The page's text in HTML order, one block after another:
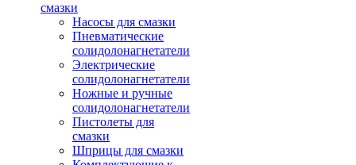
смазки
Насосы для смазки
Пневматические
солидолонагнетатели
Электрические
солидолонагнетатели
Ножные и ручные
солидолонагнетатели
Пистолеты для
смазки
Шприцы для смазки